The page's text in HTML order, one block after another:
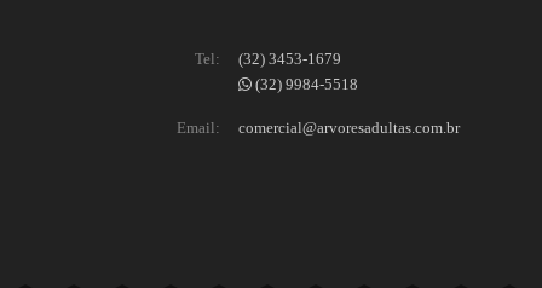
Tel:
(32) 3453-1679
(32) 9984-5518
Email: comercial@arvoresadultas.com.br